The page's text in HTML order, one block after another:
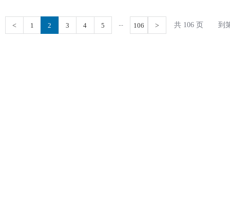
< 1 2 3 4 5 ... 106 > 共 106 页 到